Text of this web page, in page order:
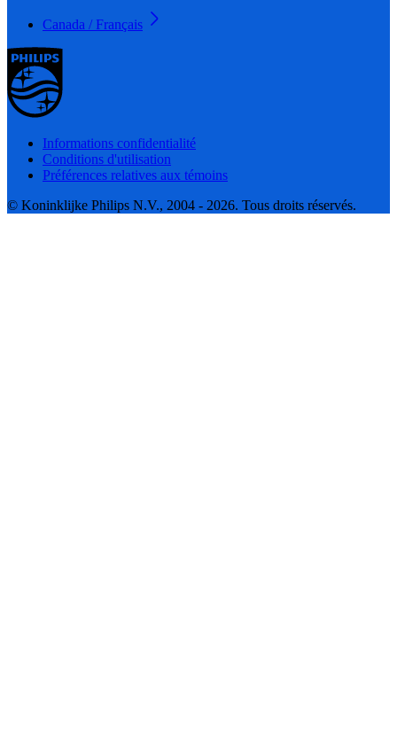
Canada / Français
Informations confidentialité
Conditions d'utilisation
Préférences relatives aux témoins
© Koninklijke Philips N.V., 2004 - 2026. Tous droits réservés.